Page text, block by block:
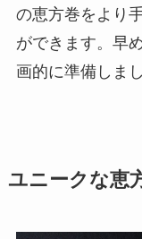
の恵方巻をより
ができます。早
画的に準備しま
ユニークな恵